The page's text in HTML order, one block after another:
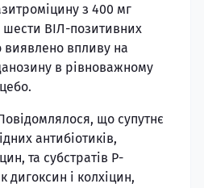
з 400 мг
ВІЛ-позитивних
виявлено впливу на
в рівноважному
що супутнє
антибіотиків,
та субстратів Р-
дигоксин і колхіцин,